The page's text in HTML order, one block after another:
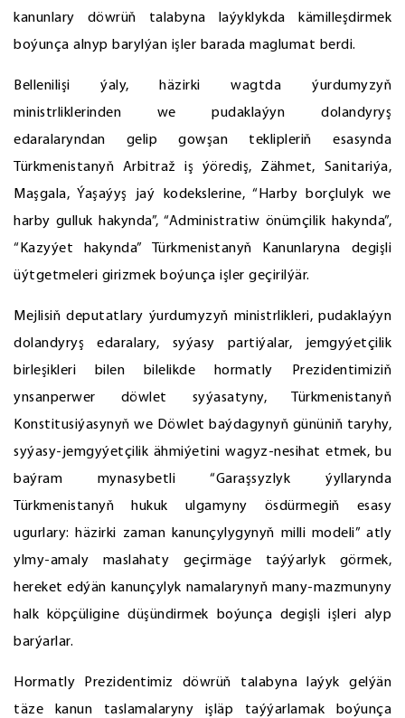
kanunlary döwrüň talabyna laýyklykda kämilleşdirmek
boýunça alnyp barylýan işler barada maglumat berdi.
Bellenilişi ýaly, häzirki wagtda ýurdumyzyň
ministrliklerinden we pudaklaýyn dolandyryş
edaralaryndan gelip gowşan teklipleriň esasynda
Türkmenistanyň Arbitraž iş ýörediş, Zähmet, Sanitariýa,
Maşgala, Ýaşaýyş jaý kodekslerine, “Harby borçlulyk we
harby gulluk hakynda”, “Administratiw önümçilik hakynda”,
“Kazyýet hakynda” Türkmenistanyň Kanunlaryna degişli
üýtgetmeleri girizmek boýunça işler geçirilýär.
Mejlisiň deputatlary ýurdumyzyň ministrlikleri, pudaklaýyn
dolandyryş edaralary, syýasy partiýalar, jemgyýetçilik
birleşikleri bilen bilelikde hormatly Prezidentimiziň
ynsanperwer döwlet syýasatyny, Türkmenistanyň
Konstitusiýasynyň we Döwlet baýdagynyň gününiň taryhy,
syýasy-jemgyýetçilik ähmiýetini wagyz-nesihat etmek, bu
baýram mynasybetli “Garaşsyzlyk ýyllarynda
Türkmenistanyň hukuk ulgamyny ösdürmegiň esasy
ugurlary: häzirki zaman kanunçylygynyň milli modeli” atly
ylmy-amaly maslahaty geçirmäge taýýarlyk görmek,
hereket edýän kanunçylyk namalarynyň many-mazmunyny
halk köpçüligine düşündirmek boýunça degişli işleri alyp
barýarlar.
Hormatly Prezidentimiz döwrüň talabyna laýyk gelýän
täze kanun taslamalaryny işläp taýýarlamak boýunça